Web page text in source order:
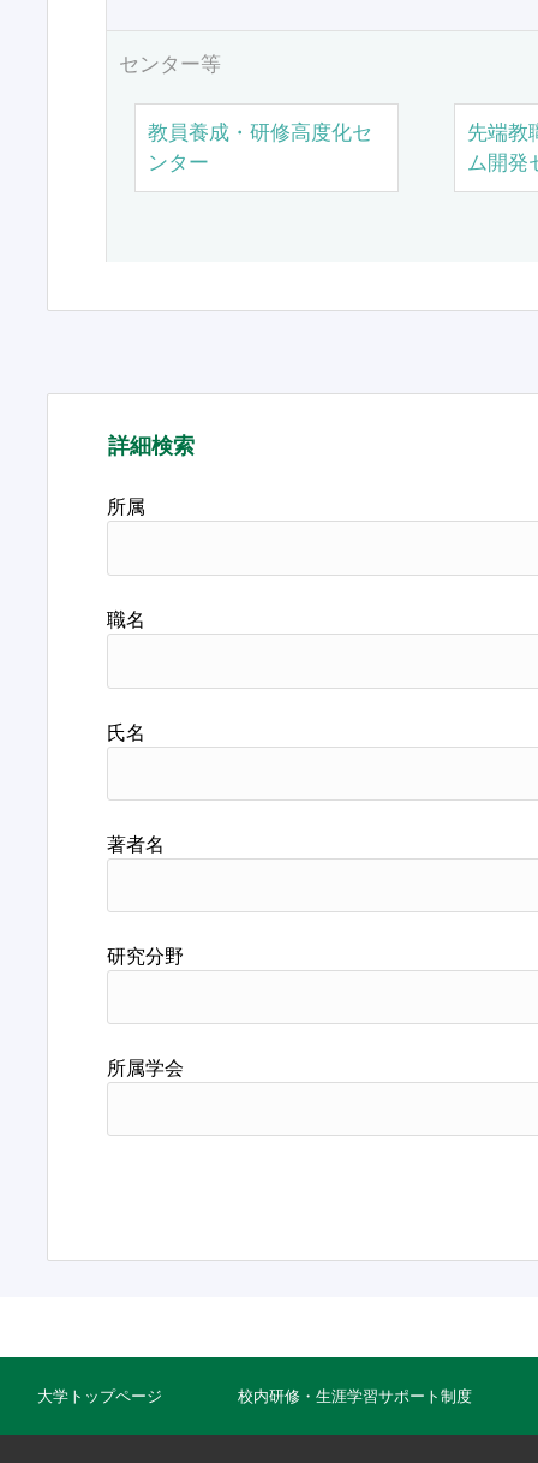
センター等
教員養成・研修高度化セ
ンター
先端教
ム開発
詳細検索
所属
職名
氏名
著者名
研究分野
所属学会
大学トップページ 校内研修・生涯学習サポート制度